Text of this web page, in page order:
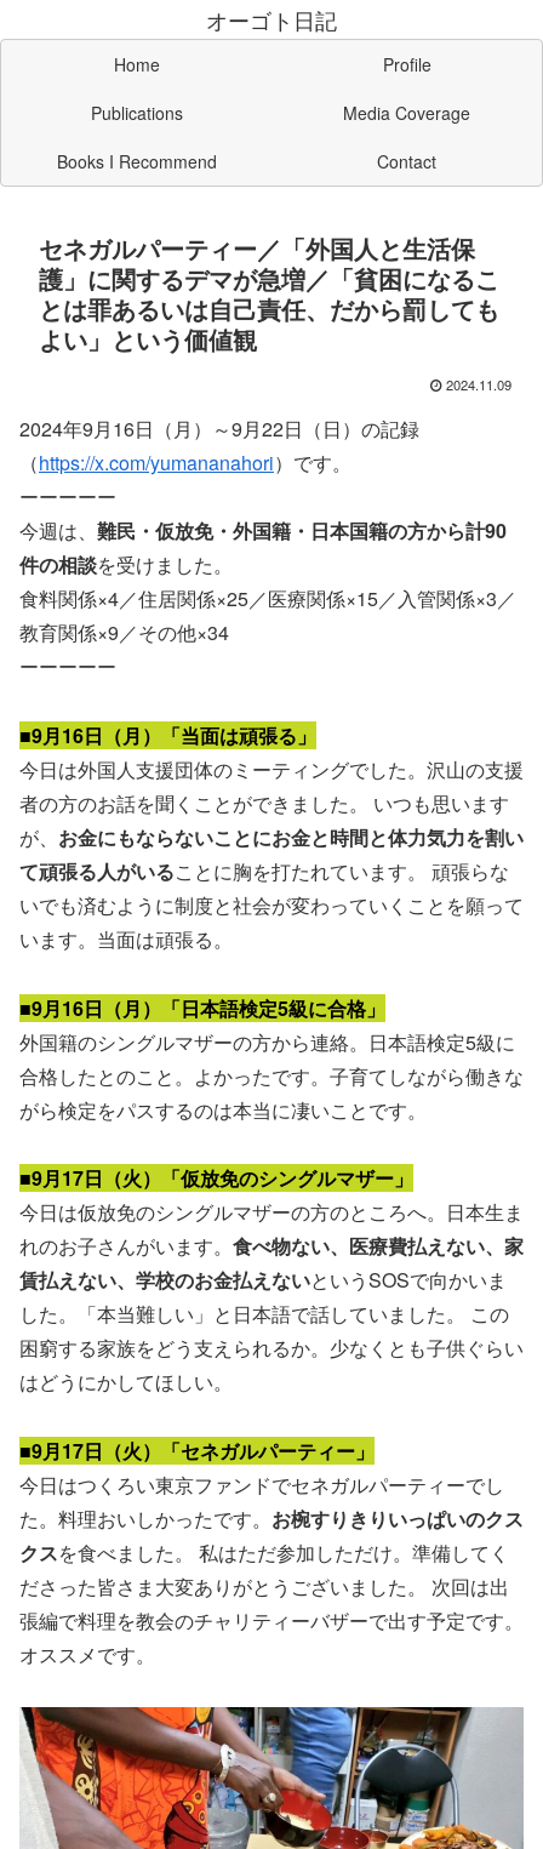
オーゴト日記
Home
Profile
Publications
Media Coverage
Books I Recommend
Contact
セネガルパーティー／「外国人と生活保
護」に関するデマが急増／「貧困になるこ
とは罪あるいは自己責任、だから罰しても
よい」という価値観
2024.11.09
2024年9月16日（月）～9月22日（日）の記録
（https://x.com/yumananahori）です。
ーーーーー
今週は、 難民・仮放免・外国籍・日本国籍の方から計90
件の相談を受けました。
食料関係×4／住居関係×25／医療関係×15／入管関係×3／
教育関係×9／その他×34
ーーーーー
■9月16日（月）「当面は頑張る」
今日は外国人支援団体のミーティングでした。沢山の支援
者の方のお話を聞くことができました。 いつも思います
が、 お金にもならないことにお金と時間と体力気力を割い
て頑張る人がいることに胸を打たれています。 頑張らな
いでも済むように制度と社会が変わっていくことを願って
います。当面は頑張る。
■9月16日（月）「日本語検定5級に合格」
外国籍のシングルマザーの方から連絡。日本語検定5級に
合格したとのこと。よかったです。子育てしながら働きな
がら検定をパスするのは本当に凄いことです。
■9月17日（火）「仮放免のシングルマザー」
今日は仮放免のシングルマザーの方のところへ。日本生ま
れのお子さんがいます。 食べ物ない、医療費払えない、家
賃払えない、学校のお金払えないというSOSで向かいま
した。「本当難しい」と日本語で話していました。 この
困窮する家族をどう支えられるか。少なくとも子供ぐらい
はどうにかしてほしい。
■9月17日（火）「セネガルパーティー」
今日はつくろい東京ファンドでセネガルパーティーでし
た。料理おいしかったです。 お椀すりきりいっぱいのクス
クスを食べました。 私はただ参加しただけ。準備してく
ださった皆さま大変ありがとうございました。 次回は出
張編で料理を教会のチャリティーバザーで出す予定です。
オススメです。